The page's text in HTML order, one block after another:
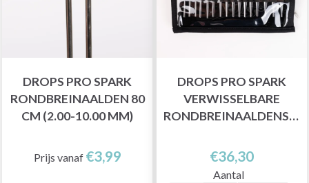
DROPS PRO SPARK
RONDBREINAALDEN 80
CM (2.00-10.00 MM)
Prijs vanaf €3,99
DROPS PRO SPARK
VERWISSELBARE
RONDBREINAALDENSET
€36,30
Aantal